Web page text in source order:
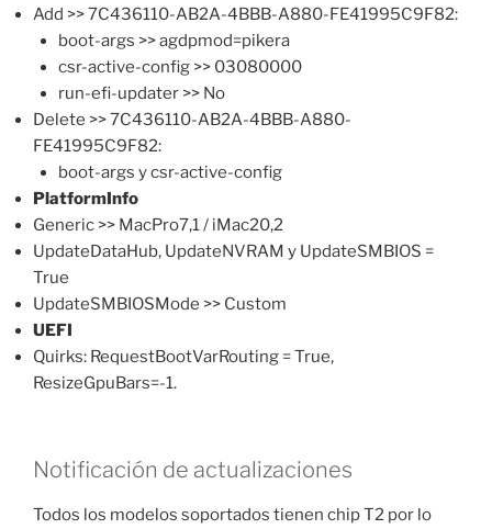
Add >> 7C436110-AB2A-4BBB-A880-FE41995C9F82:
boot-args >> agdpmod=pikera
csr-active-config >> 03080000
run-efi-updater >> No
Delete >> 7C436110-AB2A-4BBB-A880-
FE41995C9F82:
boot-args y csr-active-config
PlatformInfo
Generic >> MacPro7,1 / iMac20,2
UpdateDataHub, UpdateNVRAM y UpdateSMBIOS =
True
UpdateSMBIOSMode >> Custom
UEFI
Quirks: RequestBootVarRouting = True,
ResizeGpuBars=-1.
Notificación de actualizaciones
Todos los modelos soportados tienen chip T2 por lo